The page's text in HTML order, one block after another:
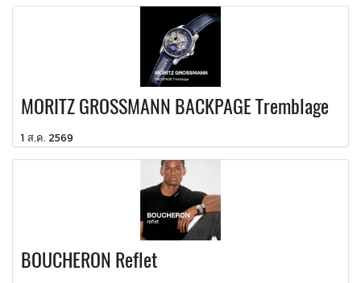
MORITZ GROSSMANN BACKPAGE Tremblage
1 ส.ค. 2569
BOUCHERON Reflet